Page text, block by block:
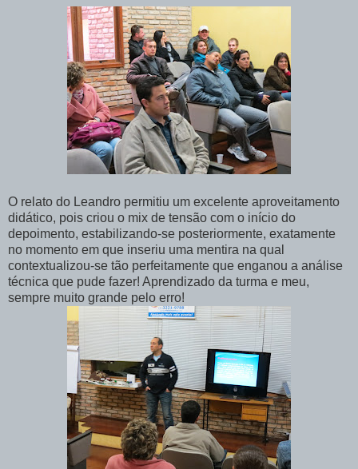
O relato do Leandro permitiu um excelente aproveitamento
didático, pois criou o mix de tensão com o início do
depoimento, estabilizando-se posteriormente, exatamente
no momento em que inseriu uma mentira na qual
contextualizou-se tão perfeitamente que enganou a análise
técnica que pude fazer! Aprendizado da turma e meu,
sempre muito grande pelo erro!